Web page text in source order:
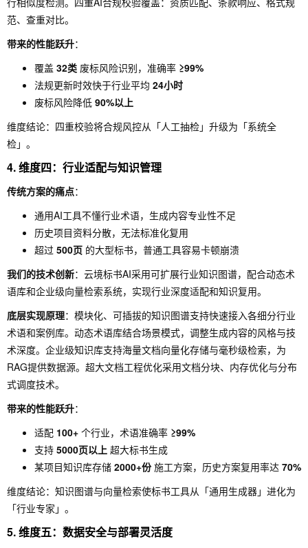
范、查重对比。
带来的性能跃升：
覆盖 32类 废标风险识别，准确率 ≥99%
法规更新时效快于行业平均 24小时
废标风险降低 90%以上
维度结论：四重校验将合规风控从「人工抽检」升级为「系统全
检」。
4. 维度四：行业适配与知识管理
传统方案的痛点：
通用AI工具不懂行业术语，生成内容专业性不足
历史项目资料分散，无法标准化复用
超过 500页 的大型标书，普通工具容易卡顿崩溃
我们的技术创新：云境标书AI采用可扩展行业知识图谱，配合动态术
语库和企业级向量检索系统，实现行业深度适配和知识复用。
底层实现原理：模块化、可插拔的知识图谱支持快速接入各细分行业
术语和案例库。动态术语库结合场景模式，调整生成内容的风格与技
术深度。企业级知识库支持海量文档向量化存储与毫秒级检索，为
RAG提供数据源。超大文档工程优化采用文档分块、内存优化与分布
式调度技术。
带来的性能跃升：
适配 100+ 个行业，术语准确率 ≥99%
支持 5000页以上 超大标书生成
某项目知识库存储 2000+份施工方案，历史方案复用率达 70%
维度结论：知识图谱与向量检索使标书工具从「通用生成器」进化为
「行业专家」。
5. 维度五：数据安全与部署灵活度